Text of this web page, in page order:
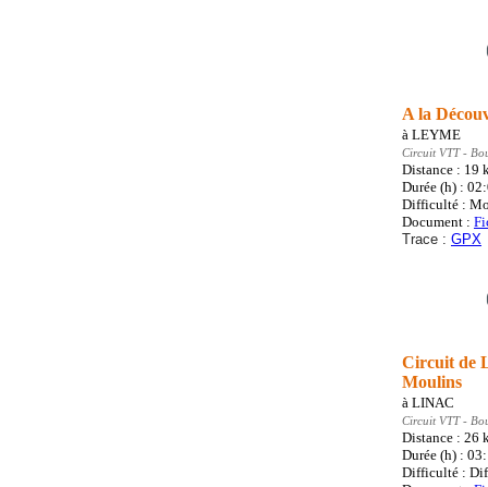
A la
à LEYME
Circuit VTT-
Distance : 19
Durée (h) :
Difficulté :
Document :
Trace : GPX
Circuit de
Moulins
à LINAC
Circuit VTT-
Distance : 26
Durée (h) :
Difficulté :